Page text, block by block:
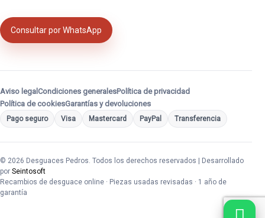
Consultar por WhatsApp
Aviso legal Condiciones generalesPolítica de privacidad
Política de cookiesGarantías y devoluciones
Pago seguro Visa Mastercard PayPal Transferencia
© 2026 Desguaces Pedros. Todos los derechos reservados | Desarrollado
por Seintosoft
Recambios de desguace online · Piezas usadas revisadas · 1 año de
garantía